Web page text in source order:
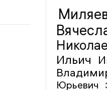
Ильич
Юрьевич